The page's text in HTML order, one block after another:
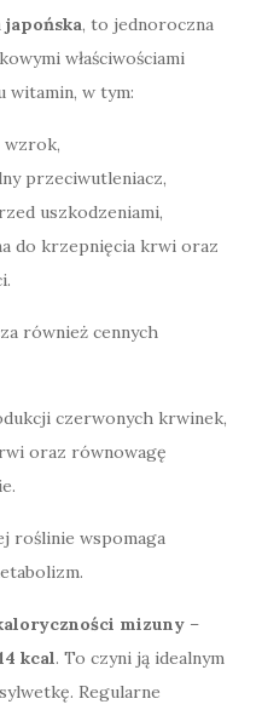
japońska, to jednoroczna
właściwościami
witamin, w tym:
wzrok,
przeciwutleniacz,
uszkodzeniami,
do krzepnięcia krwi oraz
również cennych
czerwonych krwinek,
oraz równowagę
roślinie wspomaga
mizuny –
kcal. To czyni ją idealnym
Regularne